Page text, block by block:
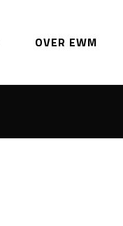
OVER EWM